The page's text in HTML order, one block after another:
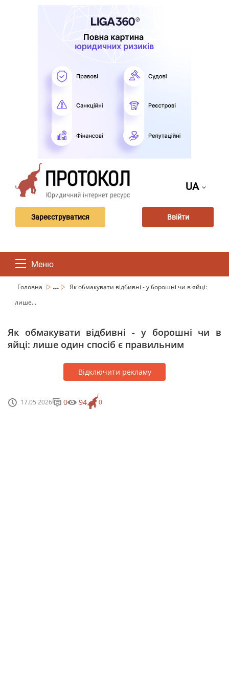
UA
Зареєструватися Ввійти
Меню
Головна ...
Як обмакувати відбивні - у борошні чи в яйці:
лише...
Як обмакувати відбивні - у борошні чи в
яйці: лише один спосіб є правильним
Відключити рекламу
17.05.2026 0
0 94